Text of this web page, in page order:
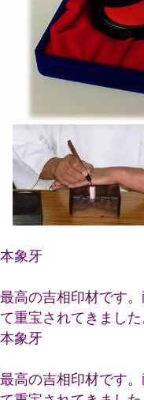
本象牙
最高の吉相印材です
て重宝されてきました
本象牙
最高の吉相印材です